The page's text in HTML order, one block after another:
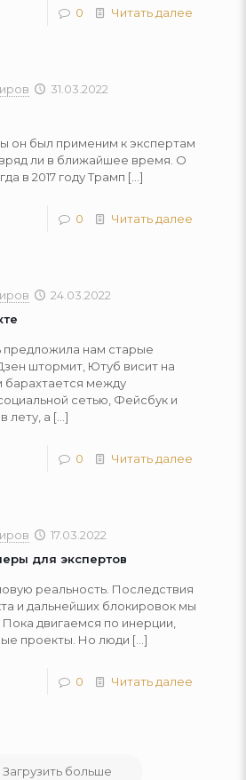
0 Читать далее
31.03.2022
он был применим к экспертам
ли в ближайшее время. О
в 2017 году Трамп […]
0 Читать далее
24.03.2022
предложила нам старые
штормит, Ютуб висит на
барахтается между
сетью, Фейсбук и
лету, а […]
0 Читать далее
17.03.2022
для экспертов
реальность. Последствия
и дальнейших блокировок мы
двигаемся по инерции,
проекты. Но люди […]
0 Читать далее
Загрузить больше